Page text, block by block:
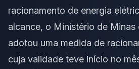
racionamento de energia
alcance, o Ministério de Minas
adotou uma medida de
cuja validade teve início no